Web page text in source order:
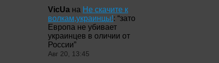
VicUa на Не скачите к
волкам,украинцы!: “зато
Европа не убивает
украинцев в оличии от
России”
Авг 20, 13:45